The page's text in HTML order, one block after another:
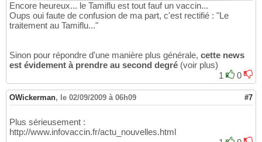
Encore heureux... le Tamiflu est tout fauf un vaccin...
Oups oui faute de confusion de ma part, c'est rectifié : "Le
traitement au Tamiflu..."
Sinon pour répondre d'une manière plus générale, cette news
est évidement à prendre au second degré (voir plus)
1
0
OWickerman, le 02/09/2009 à 06h09 #7
Plus sérieusement :
http://www.infovaccin.fr/actu_nouvelles.html